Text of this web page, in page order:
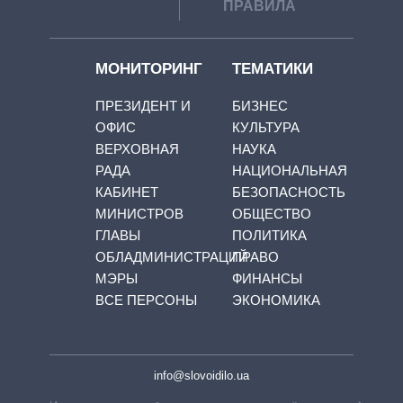
ПРАВИЛА
МОНИТОРИНГ
ПРЕЗИДЕНТ И
ОФИС
ВЕРХОВНАЯ
РАДА
КАБИНЕТ
МИНИСТРОВ
ГЛАВЫ
ОБЛАДМИНИСТРАЦИЙ
МЭРЫ
ВСЕ ПЕРСОНЫ
ТЕМАТИКИ
БИЗНЕС
КУЛЬТУРА
НАУКА
НАЦИОНАЛЬНАЯ
БЕЗОПАСНОСТЬ
ОБЩЕСТВО
ПОЛИТИКА
ПРАВО
ФИНАНСЫ
ЭКОНОМИКА
info@slovoidilo.ua